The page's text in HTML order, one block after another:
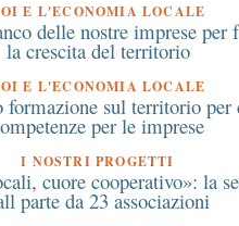
E L'ECONOMIA LOCALE
delle nostre imprese per
la crescita del territorio
E L'ECONOMIA LOCALE
formazione sul territorio per
per le imprese
I NOSTRI PROGETTI
cuore cooperativo»: la
parte da 23 associazioni